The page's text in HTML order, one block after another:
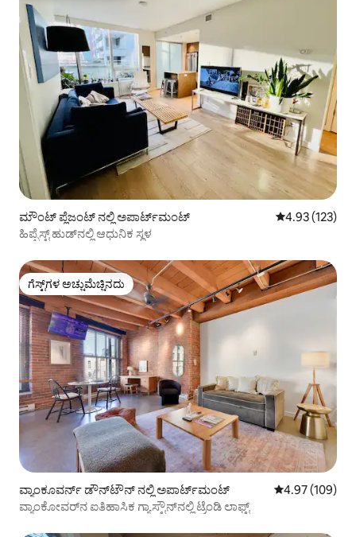
ಮೌಂಟ್ ಪ್ಲೆಜಂಟ್ ನಲ್ಲಿ ಅಪಾರ್ಟ್‌ಮಂಟ್ 5 ರಲ್ಲಿ 4.93
4.93 (123)
ಹಿಪ್ಪೆಸ್ಟ್ ಹುಡ್‌ನಲ್ಲಿ ಆಧುನಿಕ ಸ್ಥಳ
ಗೆಸ್ಟ್‌ಗಳ ಅಚ್ಚುಮೆಚ್ಚಿನದು
ಗೆಸ್ಟ್‌ಗಳ ಅಚ್ಚುಮೆಚ್ಚಿನದು
ವ್ಯಾಂಕೂವರ್ನ್ ಡೌನ್‌ಟೌನ್ ನಲ್ಲಿ ಅಪಾರ್ಟ್‌ಮಂಟ್ 5 ರಲ್ಲಿ 4.97
4.97 (109)
ವ್ಯಾಂಕೋವರ್‌ನ ಐತಿಹಾಸಿಕ ಗ್ಯಾಸ್ಟೌನ್‌ನಲ್ಲಿ ಟ್ರೆಂಡಿ ಲಾಫ್ಟ್